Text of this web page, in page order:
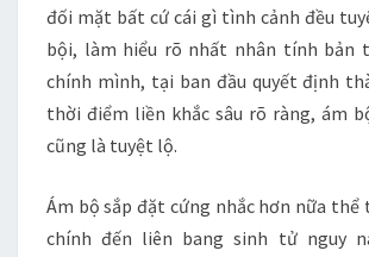
đối mặt bất cứ cái gì tình cảnh đều
bội, làm hiểu rõ nhất nhân tính bản
chính mình, tại ban đầu quyết định
thời điểm liền khắc sâu rõ ràng, ám
cũng là tuyệt lộ.
Ám bộ sắp đặt cứng nhắc hơn nữa thể
chính đến liên bang sinh tử nguy